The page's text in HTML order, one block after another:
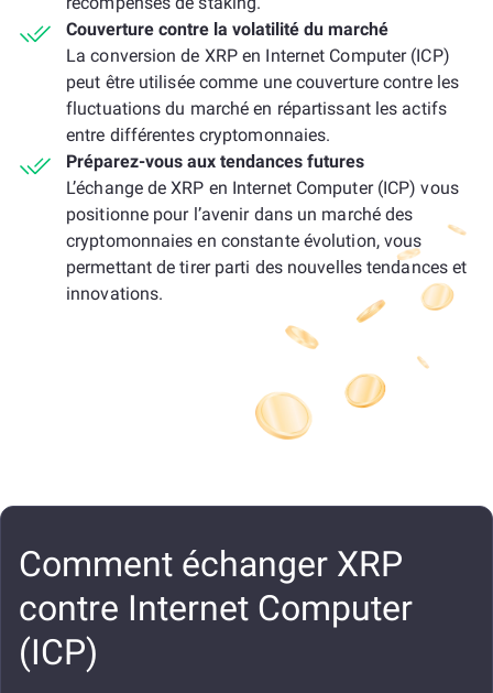
Couverture contre la volatilité du marché
La conversion de XRP en Internet Computer (ICP)
peut être utilisée comme une couverture contre les
fluctuations du marché en répartissant les actifs
entre différentes cryptomonnaies.
Préparez-vous aux tendances futures
L’échange de XRP en Internet Computer (ICP) vous
positionne pour l’avenir dans un marché des
cryptomonnaies en constante évolution, vous
permettant de tirer parti des nouvelles tendances et
innovations.
Comment échanger XRP
contre Internet Computer
(ICP)